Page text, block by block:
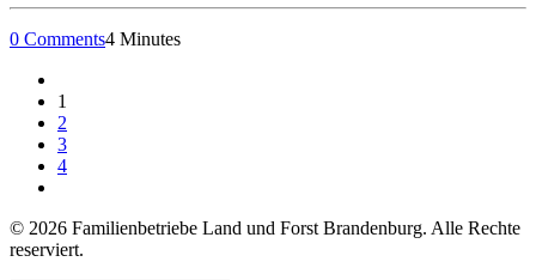
0 Comments4 Minutes
1
2
3
4
© 2026 Familienbetriebe Land und Forst Brandenburg. Alle Rechte
reserviert.